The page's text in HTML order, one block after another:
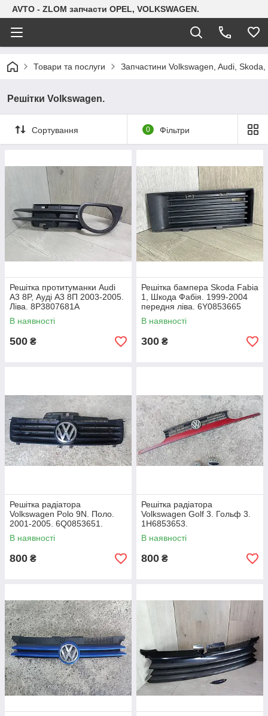
AVTO - ZLOM запчасти OPEL, VOLKSWAGEN.
Товари та послуги Запчастини Volkswagen, Audi, Skoda,
Решітки Volkswagen.
Сортування 0 Фільтри
Решітка протитуманки Audi
A3 8P, Ауді А3 8П 2003-2005.
Ліва. 8P3807681A
В наявності
500 ₴
Решітка бампера Skoda Fabia
1, Шкода Фабія. 1999-2004
передня ліва. 6Y0853665
В наявності
300 ₴
Решітка радіатора
Volkswagen Polo 9N. Поло.
2001-2005. 6Q0853651.
В наявності
800 ₴
Решітка радіатора
Volkswagen Golf 3. Гольф 3.
1H6853653.
В наявності
800 ₴